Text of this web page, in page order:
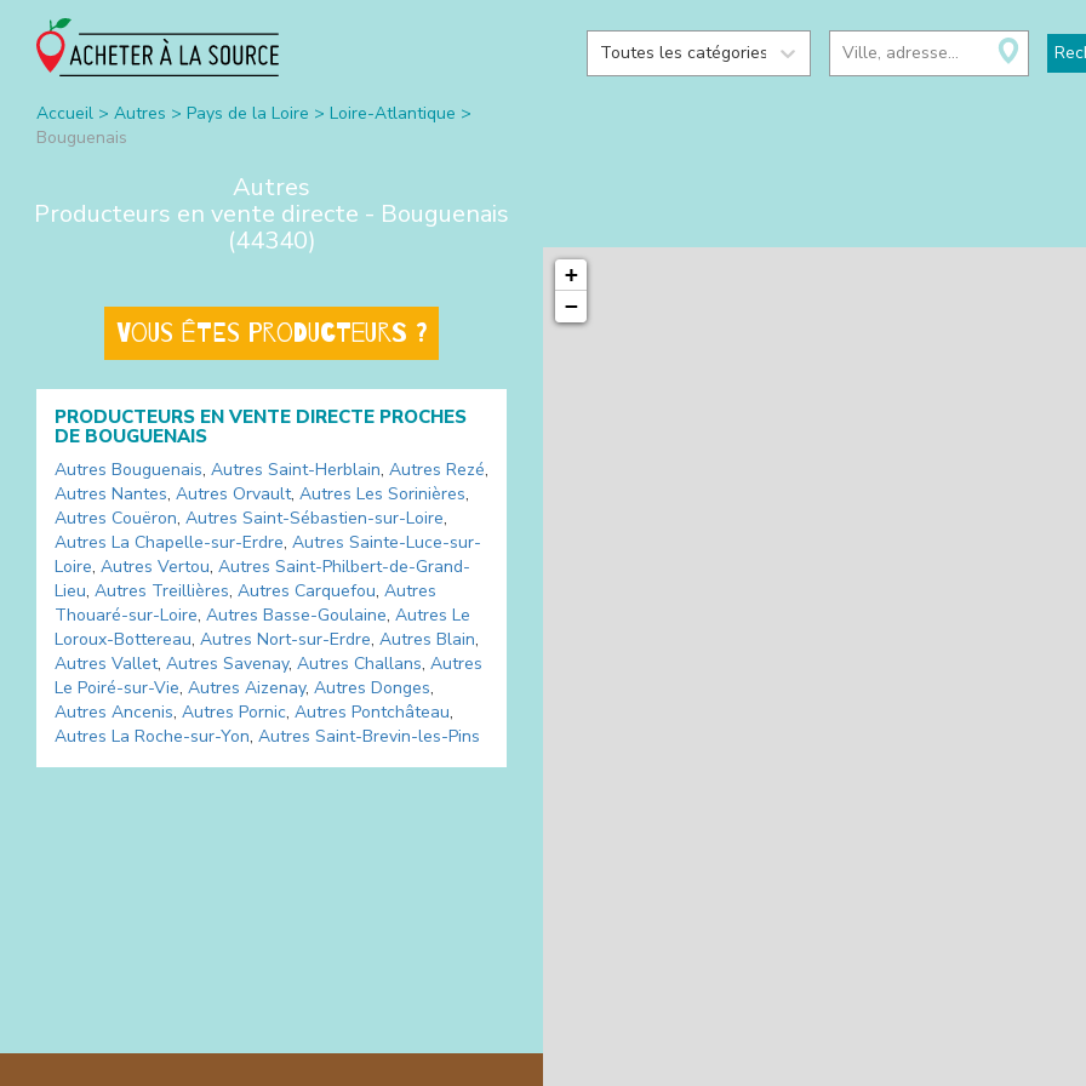
Toutes les catégories Ville, adresse...
Accueil > Autres > Pays de la Loire > Loire-Atlantique >
Bouguenais
Autres
Producteurs en vente directe - Bouguenais
(44340)
Vous êtes producteurs ?
PRODUCTEURS EN VENTE DIRECTE PROCHES
DE BOUGUENAIS
Autres Bouguenais, Autres Saint-Herblain, Autres Rezé,
Autres Nantes, Autres Orvault, Autres Les Sorinières,
Autres Couëron, Autres Saint-Sébastien-sur-Loire,
Autres La Chapelle-sur-Erdre, Autres Sainte-Luce-sur-
Loire, Autres Vertou, Autres Saint-Philbert-de-Grand-
Lieu, Autres Treillières, Autres Carquefou, Autres
Thouaré-sur-Loire, Autres Basse-Goulaine, Autres Le
Loroux-Bottereau, Autres Nort-sur-Erdre, Autres Blain,
Autres Vallet, Autres Savenay, Autres Challans, Autres
Le Poiré-sur-Vie, Autres Aizenay, Autres Donges,
Autres Ancenis, Autres Pornic, Autres Pontchâteau,
Autres La Roche-sur-Yon, Autres Saint-Brevin-les-Pins
+
−